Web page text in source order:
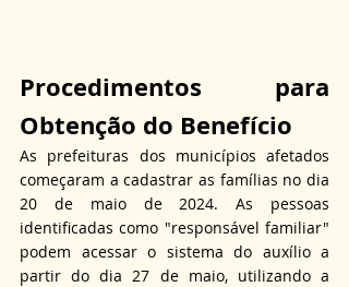
Procedimentos para
Obtenção do Benefício
As prefeituras dos municípios afetados
começaram a cadastrar as famílias no dia
20 de maio de 2024. As pessoas
identificadas como "responsável familiar"
podem acessar o sistema do auxílio a
partir do dia 27 de maio, utilizando a